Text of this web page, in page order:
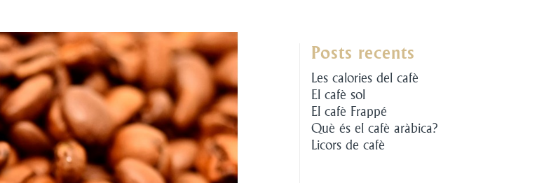
Posts recents
Les calories del cafè
El cafè sol
El cafè Frappé
Què és el cafè aràbica?
Licors de cafè